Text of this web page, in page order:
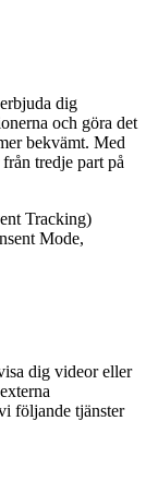
dig
och göra det
bekvämt. Med
tredje part på
Tracking)
Mode,
dig videor eller
följande tjänster